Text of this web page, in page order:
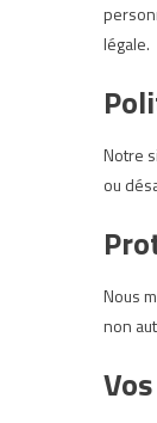
légale.
Notre
ou
Nous
non